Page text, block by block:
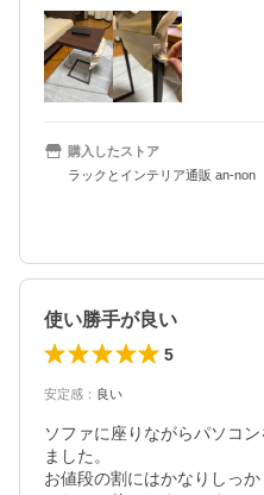
購入したストア
ラックとインテリア通販 an-non
使い勝手が良い
5
安定感 ： 良い
ソファに座りながらパソコ
ました。
お値段の割にはかなりしっ